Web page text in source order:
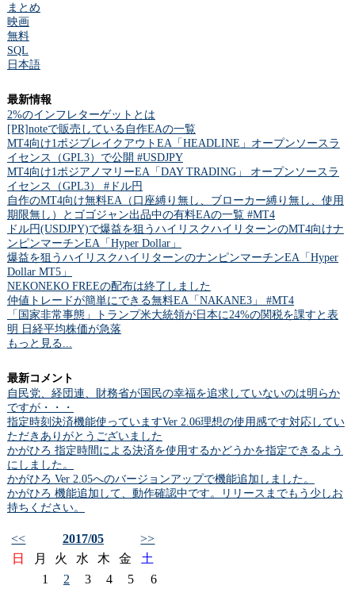
まとめ
映画
無料
SQL
日本語
最新情報
2%のインフレターゲットとは
[PR]noteで販売している自作EAの一覧
MT4向け1ポジブレイクアウトEA「HEADLINE」オープンソースラ
イセンス（GPL3）で公開 #USDJPY
MT4向け1ポジアノマリーEA「DAY TRADING」 オープンソースラ
イセンス（GPL3） #ドル円
自作のMT4向け無料EA（口座縛り無し、ブローカー縛り無し、使用
期限無し）とゴゴジャン出品中の有料EAの一覧 #MT4
ドル円(USDJPY)で爆益を狙うハイリスクハイリターンのMT4向けナ
ンピンマーチンEA「Hyper Dollar」
爆益を狙うハイリスクハイリターンのナンピンマーチンEA「Hyper
Dollar MT5」
NEKONEKO FREEの配布は終了しました
仲値トレードが簡単にできる無料EA「NAKANE3」 #MT4
「国家非常事態」トランプ米大統領が日本に24%の関税を課すと表
明 日経平均株価が急落
もっと見る...
最新コメント
自民党、経団連、財務省が国民の幸福を追求していないのは明らか
ですが・・・
指定時刻決済機能使っていますVer 2.06理想の使用感です対応してい
ただきありがとうございました
かがひろ 指定時間による決済を使用するかどうかを指定できるよう
にしました。
かがひろ Ver 2.05へのバージョンアップで機能追加しました。
かがひろ 機能追加して、動作確認中です。リリースまでもう少しお
持ちください。
<< 2017/05
>>
日
月 火 水 木 金
土
1
2 3 4 5 6